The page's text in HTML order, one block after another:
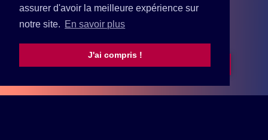
assurer d'avoir la meilleure expérience sur
notre site. En savoir plus
J'ai compris !
EXPLOREZ-LES SAUVEZ-LES